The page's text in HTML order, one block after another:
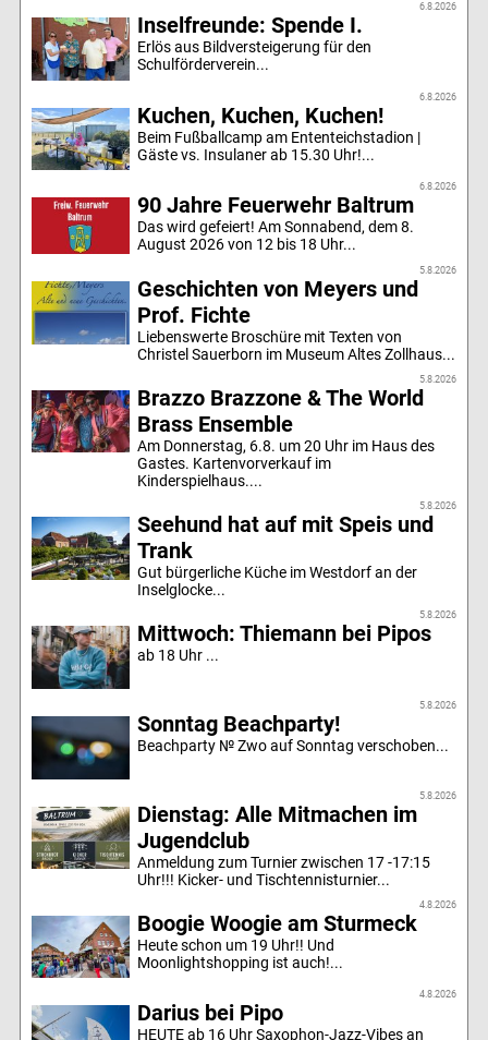
6.8.2026
Inselfreunde: Spende I.
Erlös aus Bildversteigerung für den
Schulförderverein...
6.8.2026
Kuchen, Kuchen, Kuchen!
Beim Fußballcamp am Ententeichstadion |
Gäste vs. Insulaner ab 15.30 Uhr!...
6.8.2026
90 Jahre Feuerwehr Baltrum
Das wird gefeiert! Am Sonnabend, dem 8.
August 2026 von 12 bis 18 Uhr...
5.8.2026
Geschichten von Meyers und
Prof. Fichte
Liebenswerte Broschüre mit Texten von
Christel Sauerborn im Museum Altes Zollhaus...
5.8.2026
Brazzo Brazzone & The World
Brass Ensemble
Am Donnerstag, 6.8. um 20 Uhr im Haus des
Gastes. Kartenvorverkauf im
Kinderspielhaus....
5.8.2026
Seehund hat auf mit Speis und
Trank
Gut bürgerliche Küche im Westdorf an der
Inselglocke...
5.8.2026
Mittwoch: Thiemann bei Pipos
ab 18 Uhr ...
5.8.2026
Sonntag Beachparty!
Beachparty № Zwo auf Sonntag verschoben...
5.8.2026
Dienstag: Alle Mitmachen im
Jugendclub
Anmeldung zum Turnier zwischen 17 -17:15
Uhr!!! Kicker- und Tischtennisturnier...
4.8.2026
Boogie Woogie am Sturmeck
Heute schon um 19 Uhr!! Und
Moonlightshopping ist auch!...
4.8.2026
Darius bei Pipo
HEUTE ab 16 Uhr Saxophon-Jazz-Vibes an